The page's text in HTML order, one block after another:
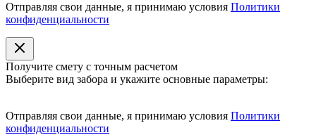
Отправляя свои данные, я принимаю условия Политики
конфиденциальности
Получите смету с точным расчетом
Выберите вид забора и укажите основные параметры:
Отправляя свои данные, я принимаю условия Политики
конфиденциальности